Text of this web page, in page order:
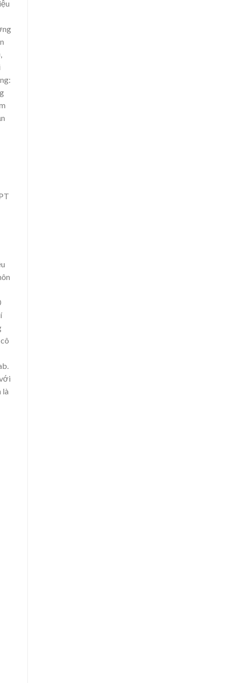
ệu
ng
n
ng:
n
u
là